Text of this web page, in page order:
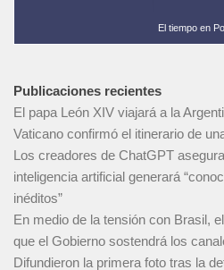
El tiempo en
Publicaciones recientes
El papa León XIV viajará a la
Vaticano confirmó el itinerario de
Los creadores de ChatGPT
inteligencia artificial generará
inéditos”
En medio de la tensión con Brasil,
que el Gobierno sostendrá los
Difundieron la primera foto tras la